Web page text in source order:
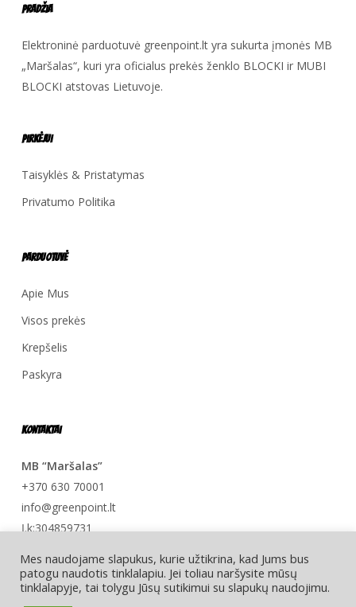
Pradžia
Elektroninė parduotuvė greenpoint.lt yra sukurta įmonės MB
„Maršalas“, kuri yra oficialus prekės ženklo BLOCKI ir MUBI
BLOCKI atstovas Lietuvoje.
Pirkėjui
Taisyklės & Pristatymas
Privatumo Politika
Parduotuvė
Apie Mus
Visos prekės
Krepšelis
Paskyra
Kontaktai
MB “Maršalas”
+370 630 70001
info@greenpoint.lt
Į.k:304859731
Mes naudojame slapukus, kurie užtikrina, kad Jums bus
patogu naudotis tinklalapiu. Jei toliau naršysite mūsų
tinklalapyje, tai tolygu Jūsų sutikimui su slapukų naudojimu.